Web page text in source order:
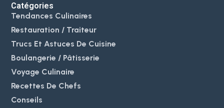
Catégories
Tendances Culinaires
Restauration / Traiteur
Trucs Et Astuces De Cuisine
Boulangerie / Pâtisserie
Voyage Culinaire
Recettes De Chefs
Conseils